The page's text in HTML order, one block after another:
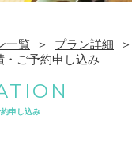
一覧
プラン詳細
・ご予約申し込み
申し込み